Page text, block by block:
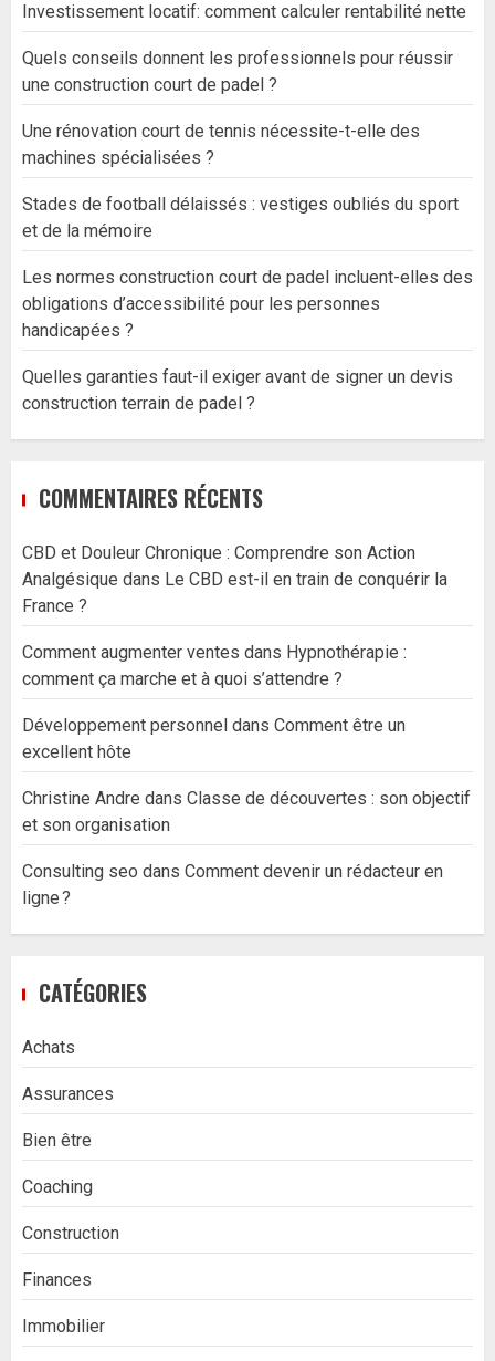
Investissement locatif: comment calculer rentabilité nette
Quels conseils donnent les professionnels pour réussir
une construction court de padel ?
Une rénovation court de tennis nécessite-t-elle des
machines spécialisées ?
Stades de football délaissés : vestiges oubliés du sport
et de la mémoire
Les normes construction court de padel incluent-elles des
obligations d’accessibilité pour les personnes
handicapées ?
Quelles garanties faut-il exiger avant de signer un devis
construction terrain de padel ?
COMMENTAIRES RÉCENTS
CBD et Douleur Chronique : Comprendre son Action
Analgésique dans Le CBD est-il en train de conquérir la
France ?
Comment augmenter ventes dans Hypnothérapie :
comment ça marche et à quoi s’attendre ?
Développement personnel dans Comment être un
excellent hôte
Christine Andre dans Classe de découvertes : son objectif
et son organisation
Consulting seo dans Comment devenir un rédacteur en
ligne ?
CATÉGORIES
Achats
Assurances
Bien être
Coaching
Construction
Finances
Immobilier